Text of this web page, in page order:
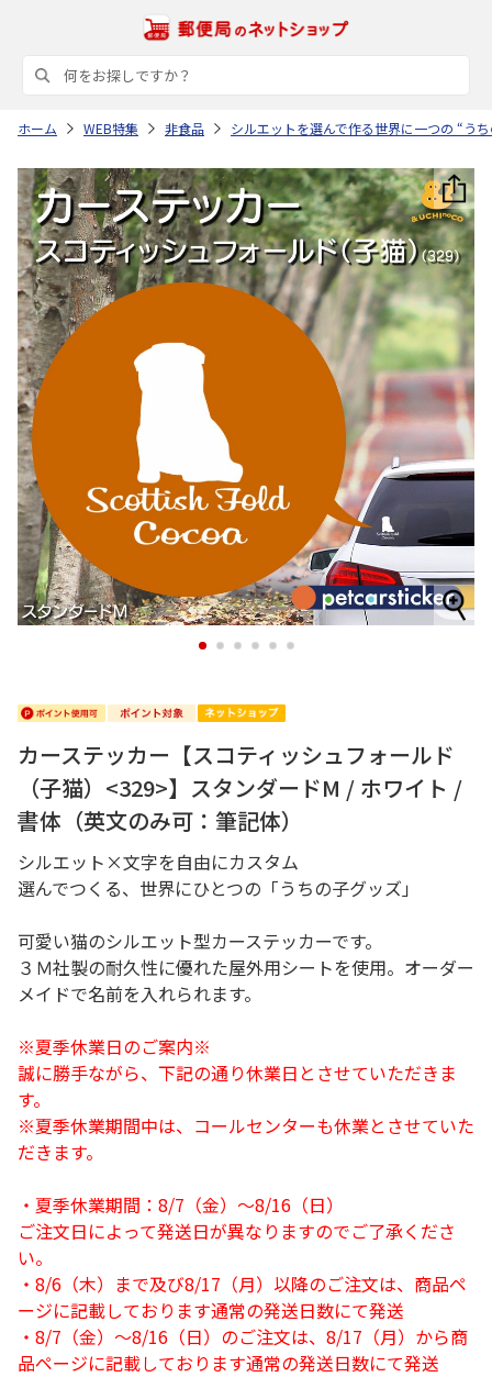
ホーム WEB特集 非食品 シルエットを選んで作る世界に一つの “う
1 2 3 4 5 6
カーステッカー【スコティッシュフォールド
（子猫）<329>】スタンダードM / ホワイト /
書体（英文のみ可：筆記体）
シルエット×文字を自由にカスタム
選んでつくる、世界にひとつの「うちの子グッズ」
可愛い猫のシルエット型カーステッカーです。
３Ｍ社製の耐久性に優れた屋外用シートを使用。オーダー
メイドで名前を入れられます。
※夏季休業日のご案内※
誠に勝手ながら、下記の通り休業日とさせていただきま
す。
※夏季休業期間中は、コールセンターも休業とさせていた
だきます。
・夏季休業期間：8/7（金）～8/16（日）
ご注文日によって発送日が異なりますのでご了承くださ
い。
・8/6（木）まで及び8/17（月）以降のご注文は、商品ペ
ージに記載しております通常の発送日数にて発送
・8/7（金）～8/16（日）のご注文は、8/17（月）から商
品ページに記載しております通常の発送日数にて発送